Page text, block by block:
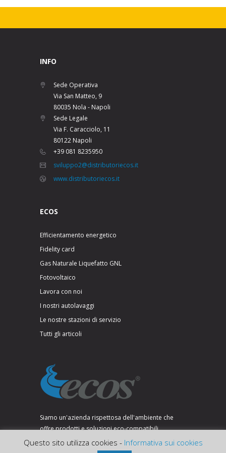
INFO
Sede Operativa
Via San Matteo, 9
80035 Nola - Napoli
Sede Legale
Via F. Caracciolo, 11
80122 Napoli
+39 081 8235950
sviluppo2@distributoriecos.it
www.distributoriecos.it
ECOS
Efficientamento energetico
Fidelity card
Gas Naturale Liquefatto GNL
Fotovoltaico
Lavora con noi
I nostri autolavaggi
Le nostre stazioni di servizio
Tutti gli articoli
Siamo un'azienda rispettosa dell'ambiente che
offre prodotti e soluzioni eco-compatibili.
Questo sito utilizza cookies - Informativa sui cookies